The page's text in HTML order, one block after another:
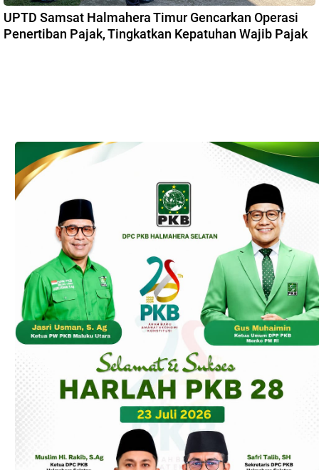
UPTD Samsat Halmahera Timur Gencarkan Operasi
Penertiban Pajak, Tingkatkan Kepatuhan Wajib Pajak